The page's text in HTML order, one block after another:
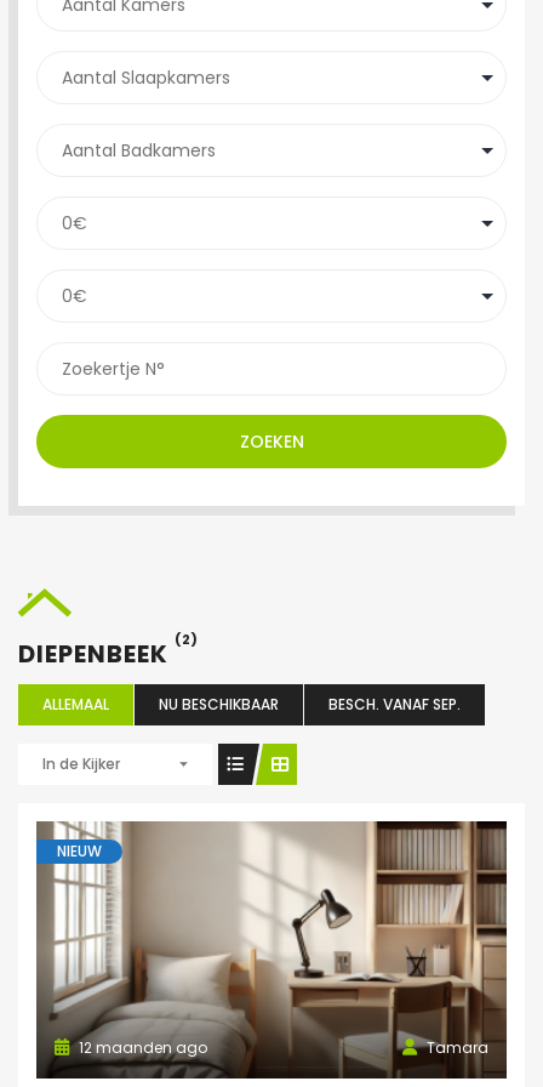
ZOEKEN
DIEPENBEEK (2)
ALLEMAAL NU BESCHIKBAAR BESCH. VANAF SEP.
In de Kijker
NIEUW
Tamara
12 maanden ago